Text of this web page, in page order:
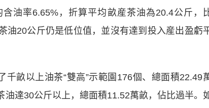
油率6.65%，折算平均畝産茶油為20.4公斤，
油20公斤仍是低位值，並沒有達到投入産出盈虧
以上油茶“雙高”示範園176個、總面積22.49
達30公斤以上，總面積11.52萬畝，佔比過半。